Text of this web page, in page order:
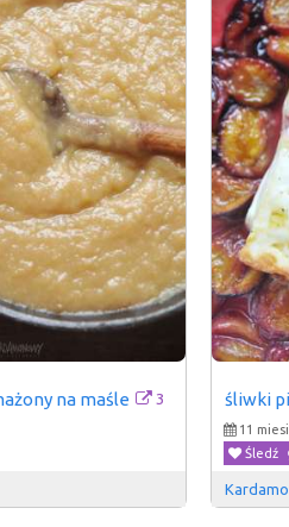
na maśle 3 śliwki
11
Śledź